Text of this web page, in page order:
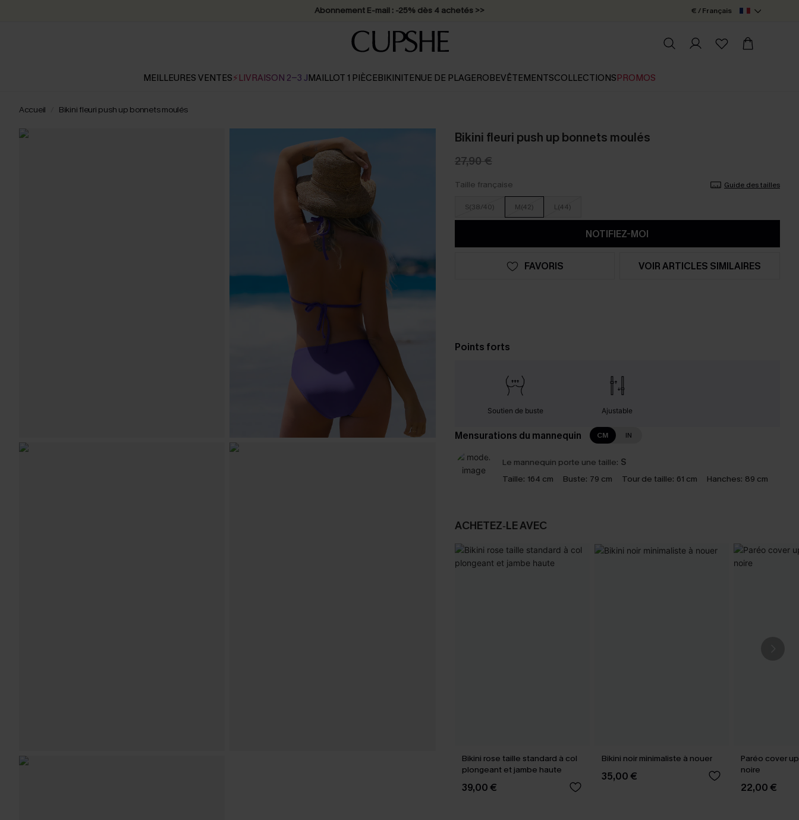
Abonnement E-mail : -25% dès 4 achetés >> € / Français
MEILLEURES VENTES⚡LIVRAISON 2-3 JMAILLOT 1 PIÈCEBIKINITENUE DE PLAGEROBEVÊTEMENTSCOLLECTIONSPROMOS
Accueil Bikini fleuri push up bonnets moulés
Bikini fleuri push up bonnets moulés
27,90 €
Taille française Guide des tailles
S(38/40) M(42) L(44)
NOTIFIEZ-MOI
FAVORIS VOIR ARTICLES SIMILAIRES
Points forts
Soutien de buste Ajustable
Mensurations du mannequin CM IN
Le mannequin porte une taille: S
Taille: 164 cm Buste: 79 cm Tour de taille: 61 cm Hanches: 89 cm
ACHETEZ‑LE AVEC
Bikini rose taille standard à col
plongeant et jambe haute
39,00 €
Bikini noir minimaliste à nouer
35,00 €
Paréo cover
noire
22,00 €